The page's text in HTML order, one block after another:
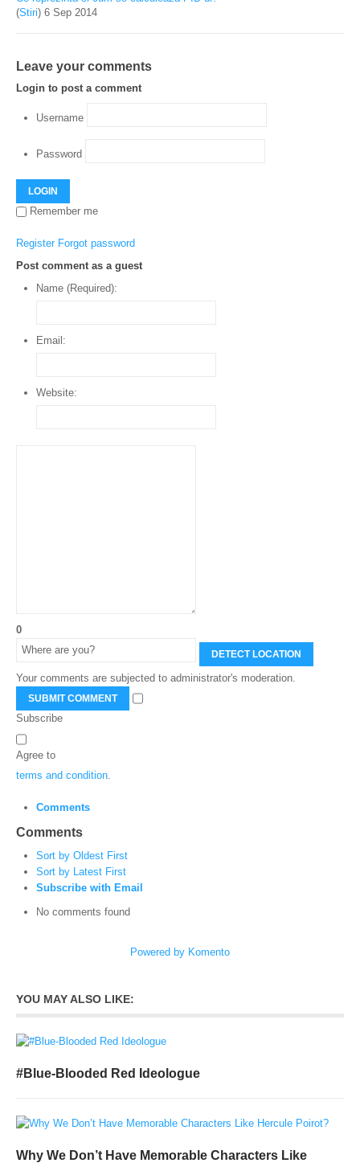
(Stiri) 6 Sep 2014
Leave your comments
Login to post a comment
Username
Password
LOGIN
Remember me
Register Forgot password
Post comment as a guest
Name (Required):
Email:
Website:
0
DETECT LOCATION
Your comments are subjected to administrator's moderation.
SUBMIT COMMENT
Subscribe
Agree to
terms and condition
Comments
Comments
Sort by Oldest First
Sort by Latest First
Subscribe with Email
No comments found
Powered by Komento
YOU MAY ALSO LIKE:
#Blue-Blooded Red Ideologue
Why We Don’t Have Memorable Characters Like